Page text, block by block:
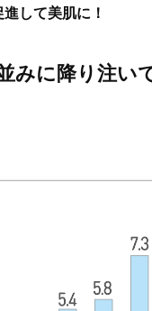
して美肌に！
みに降り注い